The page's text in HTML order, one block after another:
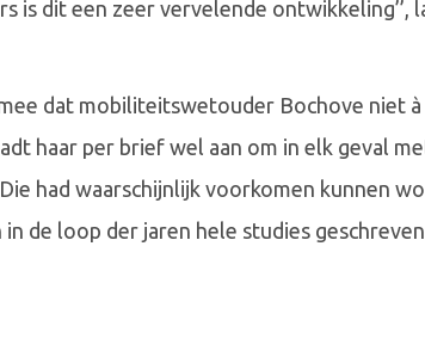
is dit een zeer vervelende ontwikkeling’’,
dat mobiliteitswetouder Bochove niet
haar per brief wel aan om in elk geval
had waarschijnlijk voorkomen kunnen
de loop der jaren hele studies